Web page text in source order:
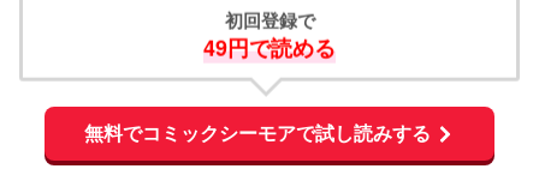
初回登録で
49円で読める
無料でコミックシーモアで試し読みする